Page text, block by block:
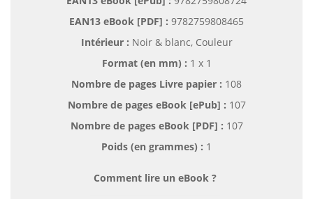
EAN13 eBook [PDF] : 9782759808465
Intérieur : Noir & blanc, Couleur
Format (en mm) : 1 x 1
Nombre de pages Livre papier : 108
Nombre de pages eBook [ePub] : 107
Nombre de pages eBook [PDF] : 107
Poids (en grammes) : 1
Comment lire un eBook ?